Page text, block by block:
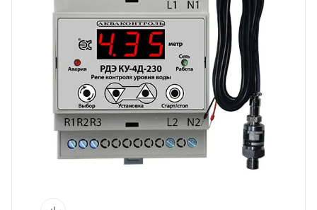
помогут с подбором.
ЗАКАЗАТЬ ЗВОНОК